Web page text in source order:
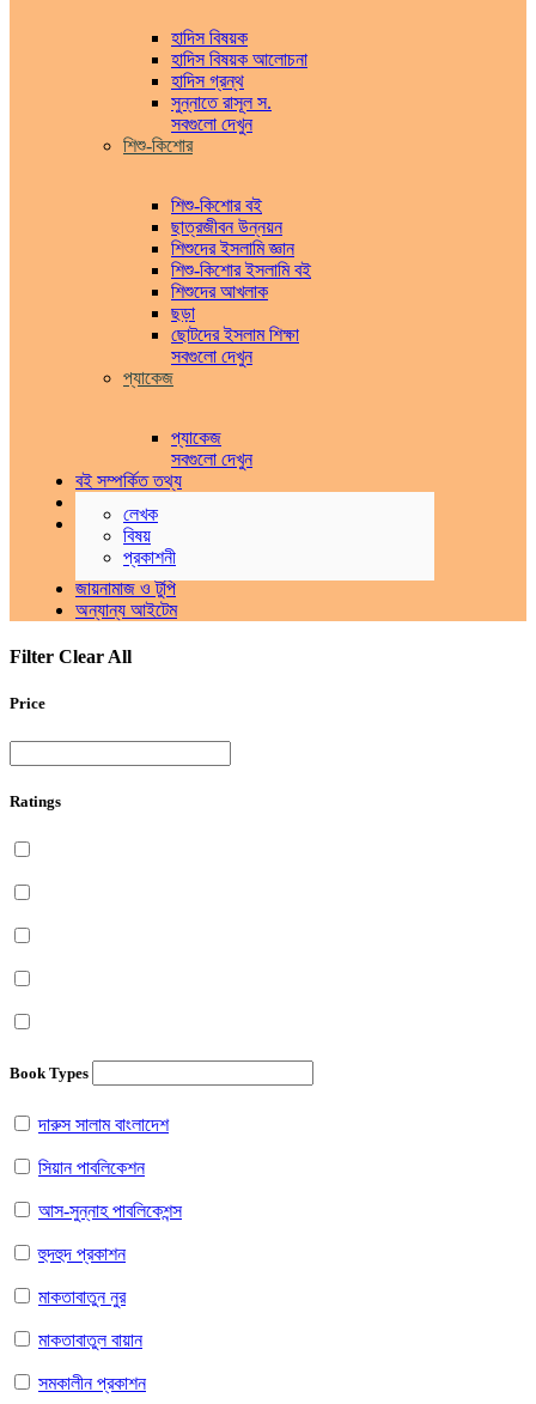
হাদিস বিষয়ক
হাদিস বিষয়ক আলোচনা
হাদিস গ্রন্থ
সুন্নাতে রাসূল স.
সবগুলো দেখুন
শিশু-কিশোর
শিশু-কিশোর বই
ছাত্রজীবন উন্নয়ন
শিশুদের ইসলামি জ্ঞান
শিশু-কিশোর ইসলামি বই
শিশুদের আখলাক
ছড়া
ছোটদের ইসলাম শিক্ষা
সবগুলো দেখুন
প্যাকেজ
প্যাকেজ
সবগুলো দেখুন
বই সম্পর্কিত তথ্য
লেখক
বিষয়
প্রকাশনী
পুরাতন বই
ক্রয়
বিক্রয়
জায়নামাজ ও টুপি
অন্যান্য আইটেম
Filter Clear All
Price
Ratings
Book Types
দারুস সালাম বাংলাদেশ
সিয়ান পাবলিকেশন
আস-সুন্নাহ পাবলিকেশন্স
হুদহুদ প্রকাশন
মাকতাবাতুন নুর
মাকতাবাতুল বায়ান
সমকালীন প্রকাশন